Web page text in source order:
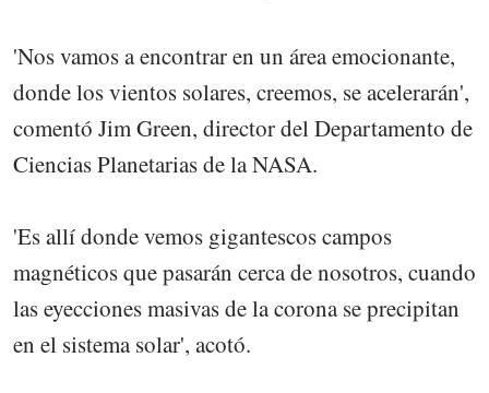
'Nos vamos a encontrar en un área emocionante,
donde los vientos solares, creemos, se acelerarán',
comentó Jim Green, director del Departamento de
Ciencias Planetarias de la NASA.
'Es allí donde vemos gigantescos campos
magnéticos que pasarán cerca de nosotros, cuando
las eyecciones masivas de la corona se precipitan
en el sistema solar', acotó.